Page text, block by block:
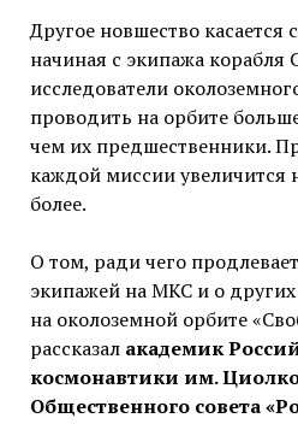
Другое новшество касается
начиная с экипажа корабля
исследователи
проводить на орбите
чем их предшественники.
каждой миссии увеличится
более.
О том, ради чего
экипажей на МКС и о
на околоземной орбите
рассказал академик
космонавтики им.
Общественного совета